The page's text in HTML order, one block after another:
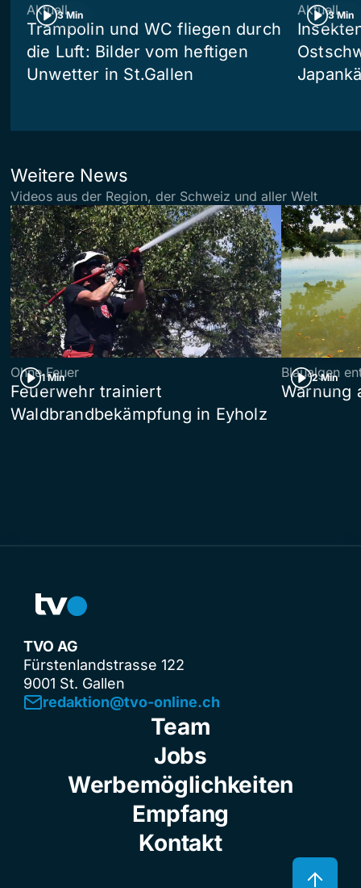
3 Min
Aktuell
Trampolin und WC fliegen durch
die Luft: Bilder vom heftigen
Unwetter in St.Gallen
3 Min
Aktuell
Weitere News
Videos aus der Region, der Schweiz und aller Welt
1 Min
Ohne Feuer
Feuerwehr trainiert
Waldbrandbekämpfung in Eyholz
2 Min
Blaualgen
Warnung
TVO AG
Fürstenlandstrasse 122
9001 St. Gallen
redaktion@tvo-online.ch
Team
Jobs
Werbemöglichkeiten
Empfang
Kontakt